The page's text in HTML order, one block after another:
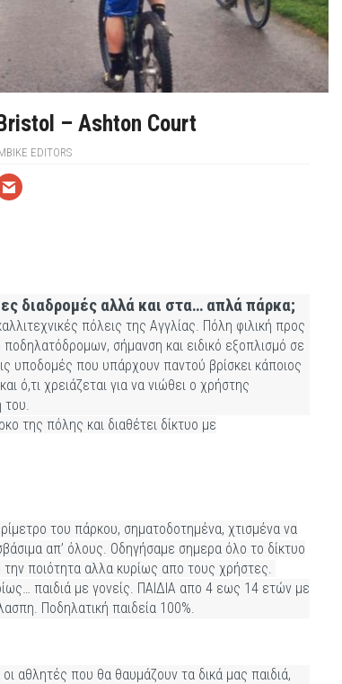
– Ashton Court
EDITORS
διαδρομές αλλά και στα… απλά πάρκα;
πόλεις της Αγγλίας. Πόλη φιλική προς
σήμανση και ειδικό εξοπλισμό σε
υποδομές που υπάρχουν παντού βρίσκει κάποιος
ό,τι χρειάζεται για να νιώθει ο χρήστης
του.
της πόλης και διαθέτει δίκτυο με
του πάρκου, σηματοδοτημένα, χτισμένα να
απ’ όλους. Οδηγήσαμε σημερα όλο το δίκτυο
ποιότητα αλλα κυρίως απο τους χρήστες.
παιδιά με γονείς. ΠΑΙΔΙΑ απο 4 εως 14 ετών με
Ποδηλατική παιδεία 100%.
αθλητές που θα θαυμάζουν τα δικά μας παιδιά,